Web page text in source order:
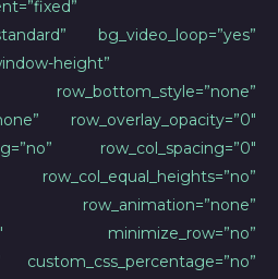
bg_video_loop=”yes”
height”
row_bottom_style=”none”
row_overlay_opacity=”0″
row_col_spacing=”0″
row_col_equal_heights=”no”
row_animation=”none”
minimize_row=”no”
custom_css_percentage=”no”